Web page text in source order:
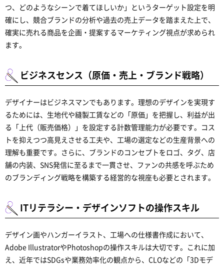
つ、どのようなシーンで着てほしいか」というターゲット設定を明
確にし、競合ブランドの分析や過去の売上データを踏まえた上で、
確実に売れる商品を企画・提案するマーケティング視点が求められ
ます。
ビジネスセンス（原価・売上・ブランド戦略）
デザイナーはビジネスマンでもあります。理想のデザインを実現す
るためには、生地代や縫製工賃などの「原価」を把握し、利益が出
る「上代（販売価格）」を設定する計数管理能力が必要です。コス
トを抑えつつ高見えさせる工夫や、工場の選定などの生産背景への
理解も重要です。さらに、ブランドのコンセプトをロゴ、タグ、店
舗の内装、SNS発信に至るまで一貫させ、ファンの共感を呼ぶため
のブランディング戦略を構築する経営的な視座も必要とされます。
ITリテラシー・デザインソフトの操作スキル
デザイン画やハンガーイラスト、工場への仕様書作成において、
Adobe IllustratorやPhotoshopの操作スキルは大切です。これに加
え、近年ではSDGsや業務効率化の観点から、CLOなどの「3Dモデ